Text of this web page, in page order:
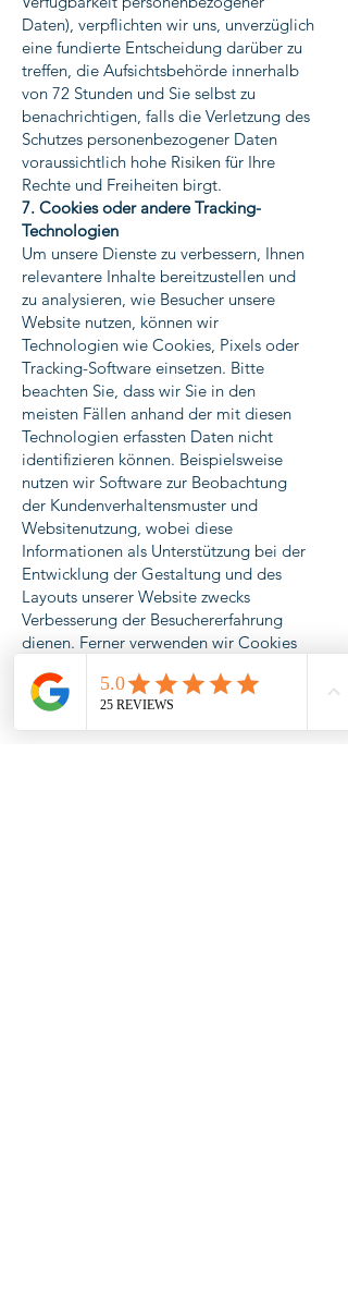
Daten), verpflichten wir uns, unverzüglich
eine fundierte Entscheidung darüber zu
treffen, die Aufsichtsbehörde innerhalb
von 72 Stunden und Sie selbst zu
benachrichtigen, falls die Verletzung des
Schutzes personenbezogener Daten
voraussichtlich hohe Risiken für Ihre
Rechte und Freiheiten birgt.
7. Cookies oder andere Tracking-
Technologien
Um unsere Dienste zu verbessern, Ihnen
relevantere Inhalte bereitzustellen und
zu analysieren, wie Besucher unsere
Website nutzen, können wir
Technologien wie Cookies, Pixels oder
Tracking-Software einsetzen. Bitte
beachten Sie, dass wir Sie in den
meisten Fällen anhand der mit diesen
Technologien erfassten Daten nicht
identifizieren können. Beispielsweise
nutzen wir Software zur Beobachtung
der Kundenverhaltensmuster und
Websitenutzung, wobei diese
Informationen als Unterstützung bei der
Entwicklung der Gestaltung und des
Layouts unserer Website zwecks
Verbesserung der Besuchererfahrung
dienen. Ferner verwenden wir Cookies
mobilen App oder in unseren E-Mails.
Cookies sind kleine Datenpakete, die
von Ihrem Browser auf der Festplatte